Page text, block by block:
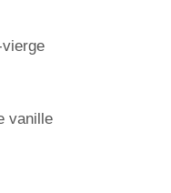
vierge
vanille